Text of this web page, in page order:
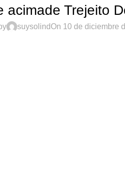
Trejeito
suysolindOn 10 de diciembre